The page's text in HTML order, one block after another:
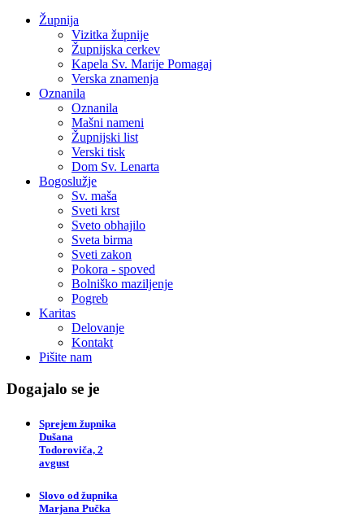
Župnija
Vizitka župnije
Župnijska cerkev
Kapela Sv. Marije Pomagaj
Verska znamenja
Oznanila
Oznanila
Mašni nameni
Župnijski list
Verski tisk
Dom Sv. Lenarta
Bogoslužje
Sv. maša
Sveti krst
Sveto obhajilo
Sveta birma
Sveti zakon
Pokora - spoved
Bolniško maziljenje
Pogreb
Karitas
Delovanje
Kontakt
Pišite nam
Dogajalo se je
Sprejem župnika
Dušana
Todoroviča, 2
avgust
Slovo od župnika
Marjana Pučka